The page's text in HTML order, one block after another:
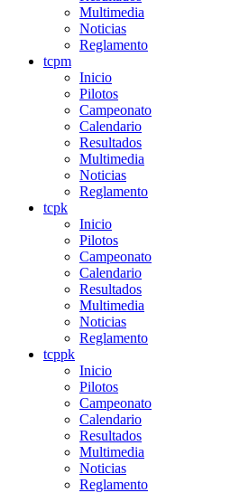
Multimedia
Noticias
Reglamento
tcpm
Inicio
Pilotos
Campeonato
Calendario
Resultados
Multimedia
Noticias
Reglamento
tcpk
Inicio
Pilotos
Campeonato
Calendario
Resultados
Multimedia
Noticias
Reglamento
tcppk
Inicio
Pilotos
Campeonato
Calendario
Resultados
Multimedia
Noticias
Reglamento